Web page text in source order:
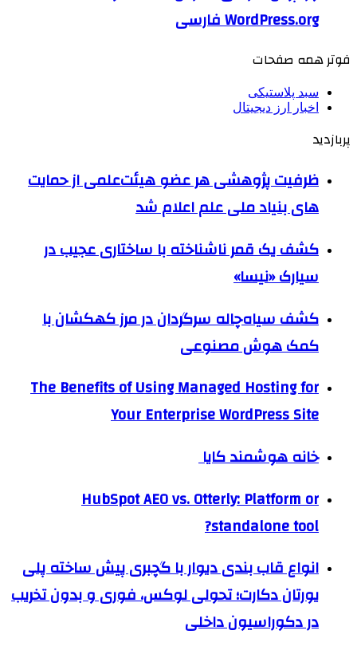
WordPress.org فارسی
فوتر همه صفحات
سبد پلاستیکی
اخبار ارز دیجیتال
پربازدید
ظرفیت پژوهشی هر عضو هیئت‌علمی از حمایت
های بنیاد ملی علم اعلام شد
کشف یک قمر ناشناخته با ساختاری عجیب در
سیارک «نیسا»
کشف سیاه‌چاله سرگردان در مرز کهکشان با
کمک هوش مصنوعی
The Benefits of Using Managed Hosting for
Your Enterprise WordPress Site
خانه هوشمند کایا
HubSpot AEO vs. Otterly: Platform or
standalone tool?
انواع قاب بندی دیوار با گچبری پیش ساخته پلی
یورتان دکارت؛ تحولی لوکس، فوری و بدون تخریب
در دکوراسیون داخلی